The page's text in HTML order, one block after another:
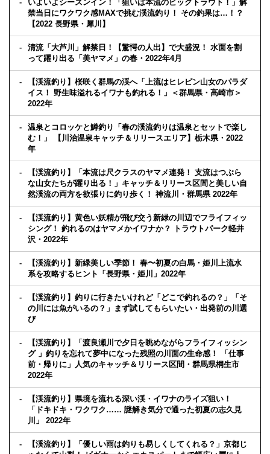
いよいよシーズンイン！「狙いは本流のビッグトラウト！」解
禁当日にワクワク感MAXで挑む渓流釣り！ その釣果は…！？
【2022 長野県・犀川】
清流「大芦川」解禁日！【驚愕の人出】で大盛況！ 水面を割
って躍り出る「美ヤマメ」の春・2022年4月
【渓流釣り】桜咲く群馬の渓へ「上流はヒレピン山女のパラダ
イス！ 野生味溢れるイワナも釣れる！」＜群馬県・高崎市＞
2022年
温泉とコロッケと鱒釣り「春の渓流釣りは温泉とセットで楽し
む！」 【川治温泉キャッチ＆リリースエリア】栃木県・2022
年
【渓流釣り】「本流は尺クラスのヤマメ連発！ 支流はつぶら
な山女たちが躍り出る！」キャッチ＆リリース区間と美しい自
然渓流の両方を欲張りに釣り歩く！ 神流川・群馬県 2022年
【渓流釣り】黄色い妖精が飛び交う新緑の川辺でフライフィッ
シング！ 釣れるのはヤマメかイワナか？ トラウトパーク軽井
沢・2022年
【渓流釣り】新緑美しい季節！ 春〜初夏の白馬・姫川上流水
系を攻略するヒント「長野県・姫川」2022年
【渓流釣り】釣りに行きたいけれど「どこで釣れるの？」「そ
の川には魚がいるの？」まず試してもらいたい・出発前の川選
び
【渓流釣り】「渡良瀬川で夕日を眺めながらフライフィッシン
グ 」釣りを忘れて夢中になった残照の川面の生命感！ 「仕事
前・帰りに」人気のキャッチ＆リリース区間・群馬県桐生市
2022年
【渓流釣り】県境を流れる深い渓・イワナのライズ狙い！
「ドキドキ・ワクワク…… 謎解き気分で通った初夏の志久見
川」 2022年
【渓流釣り】「優しい雨は釣りも易しくしてくれる？」京都じ